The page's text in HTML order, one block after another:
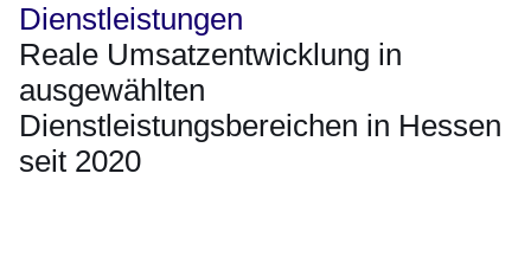
Dienstleistungen
Reale Umsatzentwicklung in
ausgewählten
Dienstleistungsbereichen in Hessen
seit 2020